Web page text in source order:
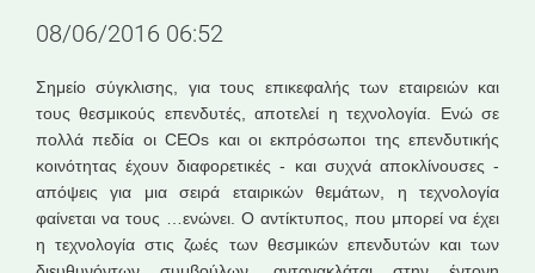
08/06/2016 06:52
Σημείο σύγκλισης, για τους επικεφαλής των εταιρειών και
τους θεσμικούς επενδυτές, αποτελεί η τεχνολογία. Ενώ σε
πολλά πεδία οι CEOs και οι εκπρόσωποι της επενδυτικής
κοινότητας έχουν διαφορετικές - και συχνά αποκλίνουσες -
απόψεις για μια σειρά εταιρικών θεμάτων, η τεχνολογία
φαίνεται να τους …ενώνει. Ο αντίκτυπος, που μπορεί να έχει
η τεχνολογία στις ζωές των θεσμικών επενδυτών και των